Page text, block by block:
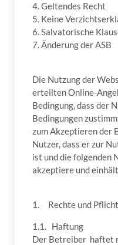
4. Geltendes Recht
5. Keine
6. Salvatorische
7. Änderung der ASB
Die Nutzung der
erteilten Online-
Bedingung, dass der
Bedingungen
zum Akzeptieren der
Nutzer, dass er zur
ist und die folgenden
akzeptiere und
1. Rechte und
1.1. Haftung
Der Betreiber haftet